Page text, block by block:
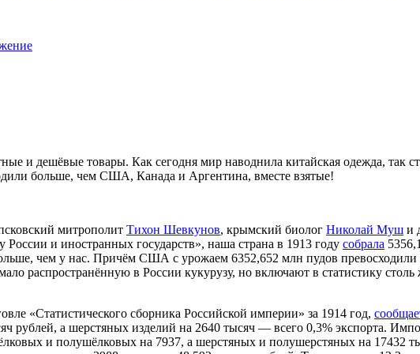
и дешёвые товары. Как сегодня мир наводнила китайская одежда, так
больше, чем США, Канада и Аргентина, вместе взятые!
митрополит Тихон Шевкунов, крымский биолог Николай Муш и
России и иностранных государств», наша страна в 1913 году собрала
чем у нас. Причём США с урожаем 6352,652 млн пудов
распространённую в России кукурузу, но включают в статистику
«Статистического сборника Российской империи» за 1914 год,
а шерстяных изделий на 2640 тысяч — всего 0,3% экспорта.
и полушёлковых на 7937, а шерстяных и полушерстяных на 17432